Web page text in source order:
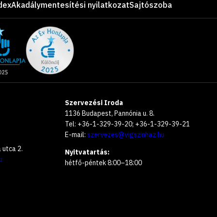
Akadálymentesítési nyilatkozatSajtószoba
utca 2.
Szervezési Iroda
1136 Budapest, Pannónia u. 8.
Tel: +36-1-329-39-20; +36-1-329-39-21
E-mail: szervezes@vigszinhaz.hu
Nyitvatartás:
hétfő-péntek 8:00–18:00